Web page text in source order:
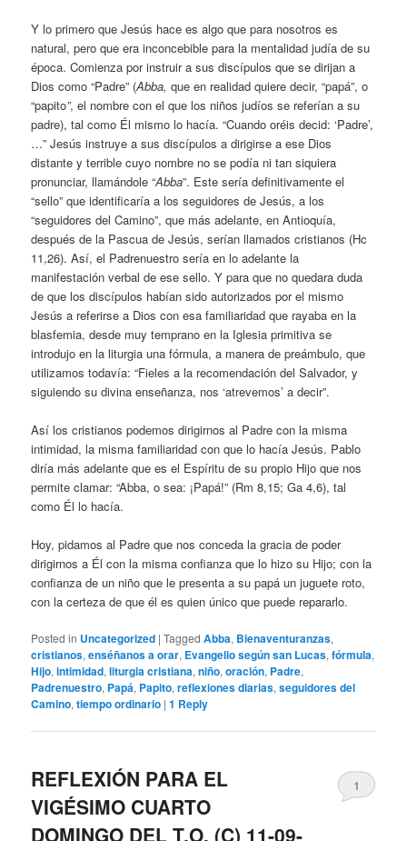
Y lo primero que Jesús hace es algo que para nosotros es
natural, pero que era inconcebible para la mentalidad judía de su
época. Comienza por instruir a sus discípulos que se dirijan a
Dios como “Padre” (Abba,que en realidad quiere decir, “papá”, o
“papito”, el nombre con el que los niños judíos se referían a su
padre), tal como Él mismo lo hacía. “Cuando oréis decid: ‘Padre’,
…” Jesús instruye a sus discípulos a dirigirse a ese Dios
distante y terrible cuyo nombre no se podía ni tan siquiera
pronunciar, llamándole “Abba”. Este sería definitivamente el
“sello” que identificaría a los seguidores de Jesús, a los
“seguidores del Camino”, que más adelante, en Antioquía,
después de la Pascua de Jesús, serían llamados cristianos (Hc
11,26). Así, el Padrenuestro sería en lo adelante la
manifestación verbal de ese sello. Y para que no quedara duda
de que los discípulos habían sido autorizados por el mismo
Jesús a referirse a Dios con esa familiaridad que rayaba en la
blasfemia, desde muy temprano en la Iglesia primitiva se
introdujo en la liturgia una fórmula, a manera de preámbulo, que
utilizamos todavía: “Fieles a la recomendación del Salvador, y
siguiendo su divina enseñanza, nos ‘atrevemos’ a decir”.
Así los cristianos podemos dirigirnos al Padre con la misma
intimidad, la misma familiaridad con que lo hacía Jesús. Pablo
diría más adelante que es el Espíritu de su propio Hijo que nos
permite clamar: “Abba, o sea: ¡Papá!” (Rm 8,15; Ga 4,6), tal
como Él lo hacía.
Hoy, pidamos al Padre que nos conceda la gracia de poder
dirigirnos a Él con la misma confianza que lo hizo su Hijo; con la
confianza de un niño que le presenta a su papá un juguete roto,
con la certeza de que él es quien único que puede repararlo.
Posted in Uncategorized |Tagged Abba, Bienaventuranzas,
cristianos,enséñanos a orar, Evangelio según san Lucas,fórmula,
Hijo,intimidad,liturgia cristiana,niño,oración, Padre,
Padrenuestro, Papá, Papito,reflexiones diarias,seguidores del
Camino,tiempo ordinario |1 Reply
REFLEXIÓN PARA EL
VIGÉSIMO CUARTO
DOMINGO DEL T.O. (C) 11-09-
1